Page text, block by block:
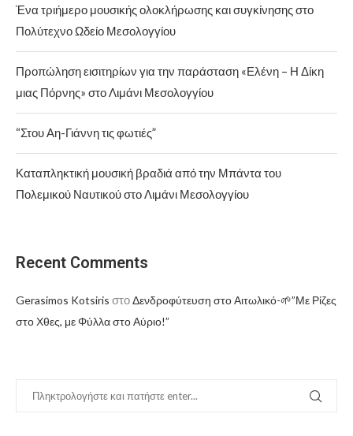
Ένα τριήμερο μουσικής ολοκλήρωσης και συγκίνησης στο
Πολύτεχνο Ωδείο Μεσολογγίου
Προπώληση εισιτηρίων για την παράσταση «Ελένη – Η Δίκη
μιας Πόρνης» στο Λιμάνι Μεσολογγίου
“Στου Αη-Γιάννη τις φωτιές”
Καταπληκτική μουσική βραδιά από την Μπάντα του
Πολεμικού Ναυτικού στο Λιμάνι Μεσολογγίου
Recent Comments
Gerasimos Kotsiris στοΔενδροφύτευση στο Αιτωλικό-🌱”Με Ρίζες
στο Χθες, με Φύλλα στο Αύριο!”